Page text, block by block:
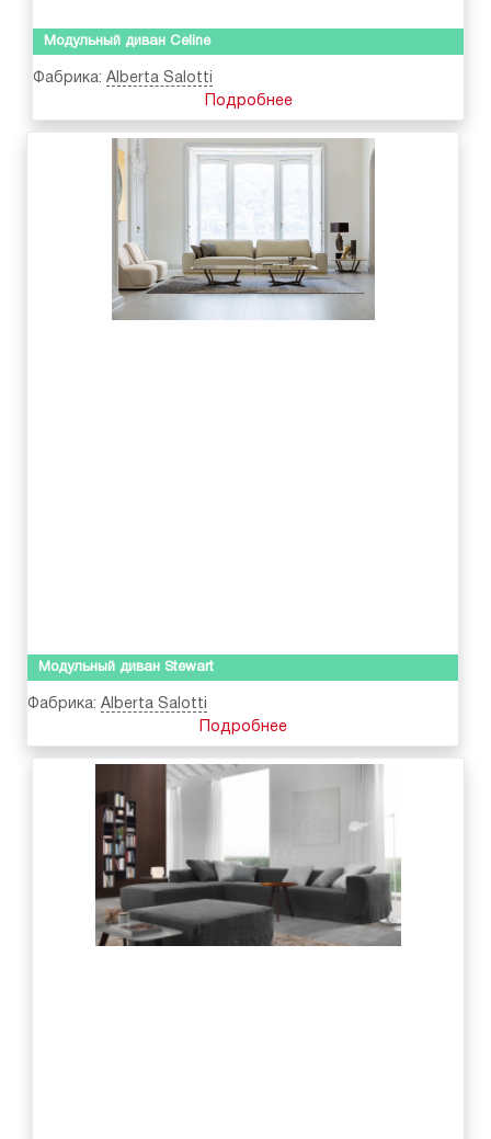
Модульный диван Celine
Фабрика: Alberta Salotti
Подробнее
Модульный диван Stewart
Фабрика: Alberta Salotti
Подробнее